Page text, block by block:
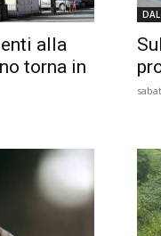
alla
torna in